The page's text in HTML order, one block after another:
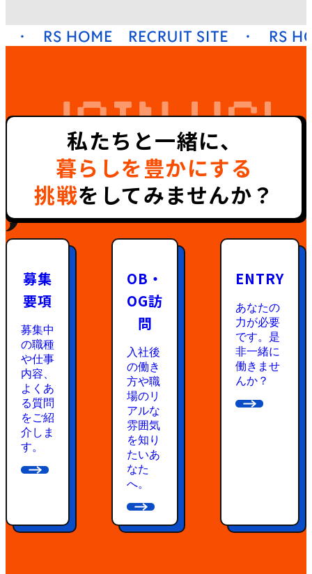
私たちと一緒に、
暮らしを豊かにする
挑戦をしてみませんか？
募集
要項
募集中
の職種
や仕事
内容、
よくあ
る質問
をご紹
介しま
す。
OB・
OG訪
問
入社後
の働き
方や職
場のリ
アルな
雰囲気
を知り
たいあ
なた
へ。
ENTRY
あなたの
力が必要
です。是
非一緒に
働きませ
んか？